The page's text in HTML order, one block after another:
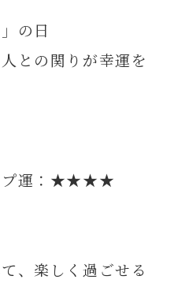
の日
との関りが幸運を
プ運：★★★★
、楽しく過ごせる